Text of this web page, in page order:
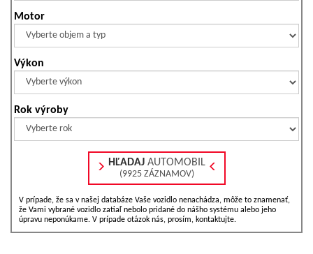
Motor
Výkon
Rok výroby
HĽADAJAUTOMOBIL
(9925 ZÁZNAMOV)
V prípade, že sa v našej databáze Vaše vozidlo nenachádza, môže to znamenať,
že Vami vybrané vozidlo zatiaľ nebolo pridané do nášho systému alebo jeho
úpravu neponúkame. V prípade otázok nás, prosím, kontaktujte.